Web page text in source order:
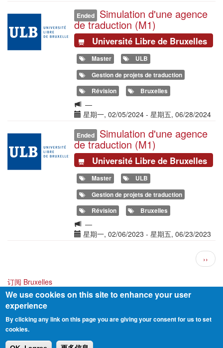
formation
Illustration
Ended Simulation d'une agence
de traduction (M1)
Université Libre de Bruxelles
Master
ULB
Gestion de projets de traduction
Révision
Bruxelles
Langue
de
formation
—
Date(s)
星期一, 02/05/2024 - 星期五, 06/28/2024
Illustration
Ended Simulation d'une agence
de traduction (M1)
Université Libre de Bruxelles
Master
ULB
Gestion de projets de traduction
Révision
Bruxelles
Langue
de
—
Date(s)
星期一, 02/06/2023 - 星期五, 06/23/2023
下
一
››
订阅 Bruxelles
Footer
We use cookies on this site to enhance your user
experience
By clicking any link on this page you are giving your consent for us to set
cookies.